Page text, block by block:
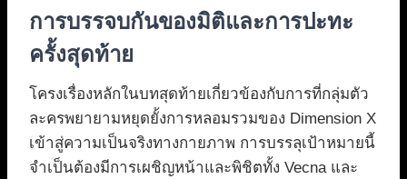
การบรรจบกันของมิติและการปะทะ
ครั้งสุดท้าย
โครงเรื่องหลักในบทสุดท้ายเกี่ยวข้องกับการที่กลุ่มตัว
ละครพยายามหยุดยั้งการหลอมรวมของ Dimension X
เข้าสู่ความเป็นจริงทางกายภาพ การบรรลุเป้าหมายนี้
จำเป็นต้องมีการเผชิญหน้าและพิชิตทั้ง Vecna และ